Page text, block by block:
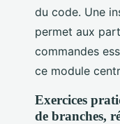
du code. Une
permet aux
commandes
ce module
Exercices
de branches,